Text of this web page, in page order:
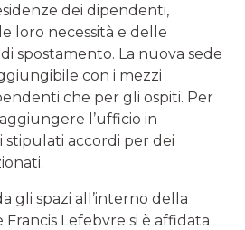
dei dipendenti,
loro necessità e delle
spostamento. La nuova sede
con i mezzi
che per gli ospiti. Per
l’ufficio in
stipulati accordi per dei
gli spazi all’interno della
Lefebvre si è affidata